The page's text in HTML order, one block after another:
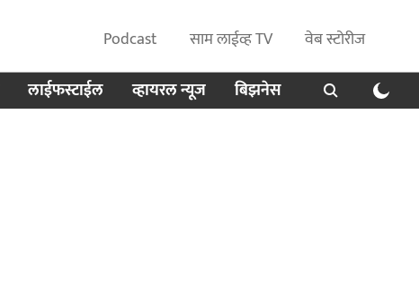
Podcast साम लाईव्ह TV
वेब स्टोरीज
लाईफस्टाईल व्हायरल न्यूज बिझनेस